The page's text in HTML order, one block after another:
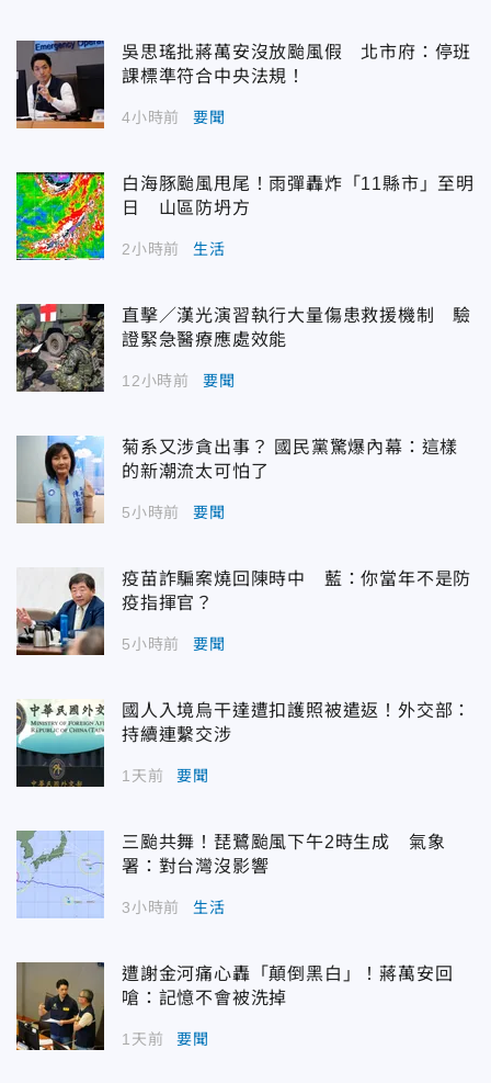
吳思瑤批蔣萬安沒放颱風假 北市府：停班
課標準符合中央法規！
4小時前 要聞
白海豚颱風甩尾！雨彈轟炸「11縣市」至明
日 山區防坍方
2小時前 生活
直擊／漢光演習執行大量傷患救援機制 驗
證緊急醫療應處效能
12小時前 要聞
菊系又涉貪出事？ 國民黨驚爆內幕：這樣
的新潮流太可怕了
5小時前 要聞
疫苗詐騙案燒回陳時中 藍：你當年不是防
疫指揮官？
5小時前 要聞
國人入境烏干達遭扣護照被遣返！外交部：
持續連繫交涉
1天前 要聞
三颱共舞！琵鷺颱風下午2時生成 氣象
署：對台灣沒影響
3小時前 生活
遭謝金河痛心轟「顛倒黑白」！蔣萬安回
嗆：記憶不會被洗掉
1天前 要聞